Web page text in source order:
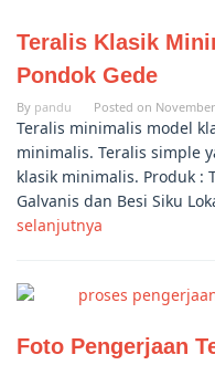
Teralis Klasik
Pondok Gede
By pandu Posted on
Teralis minimalis model
minimalis. Teralis simple
klasik minimalis. Produk :
Galvanis dan Besi Siku
selanjutnya
Foto Pengerjaan